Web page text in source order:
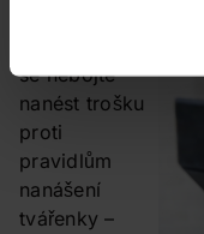
se nebojte
nanést trošku
proti
pravidlům
nanášení
tvářenky –